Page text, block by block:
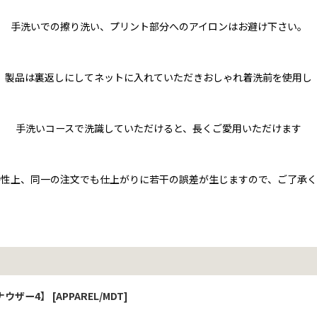
手洗いでの擦り洗い、プリント部分へのアイロンはお避け下さい。
製品は裏返しにしてネットに入れていただきおしゃれ着洗前を使用し
手洗いコースで洗識していただけると、長くご愛用いただけます
上、同一の注文でも仕上がりに若干の誤差が生じますので、ご了承
ザー4】 [APPAREL/MDT]